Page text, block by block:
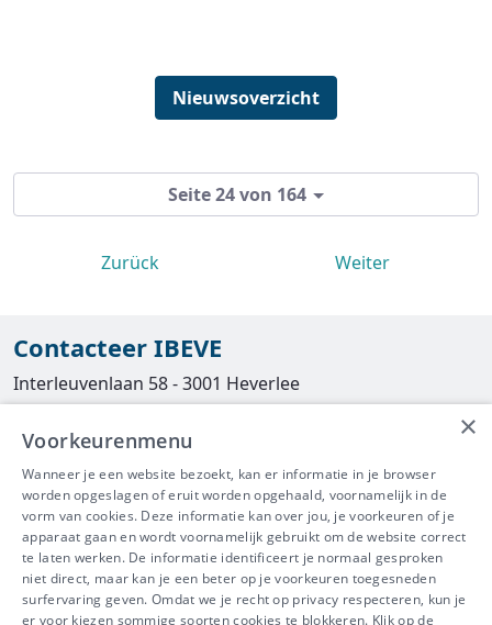
Nieuwsoverzicht
Seite 24 von 164
Zurück Weiter
Contacteer IBEVE
Interleuvenlaan 58 - 3001 Heverlee
016/390490
info@ibeve.be
asbest@ibeve.be
Ondernemingsnummer: 0436 612 044
×
Voorkeurenmenu
Wanneer je een website bezoekt, kan er informatie in je browser
worden opgeslagen of eruit worden opgehaald, voornamelijk in de
vorm van cookies. Deze informatie kan over jou, je voorkeuren of je
apparaat gaan en wordt voornamelijk gebruikt om de website correct
te laten werken. De informatie identificeert je normaal gesproken
niet direct, maar kan je een beter op je voorkeuren toegesneden
surfervaring geven. Omdat we je recht op privacy respecteren, kun je
er voor kiezen sommige soorten cookies te blokkeren. Klik op de